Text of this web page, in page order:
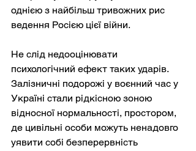
однією з найбільш тривожних рис
ведення Росією цієї війни.
Не слід недооцінювати
психологічний ефект таких ударів.
Залізничні подорожі у воєнний час у
Україні стали рідкісною зоною
відносної нормальності, простором,
де цивільні особи можуть ненадовго
уявити собі безперервність